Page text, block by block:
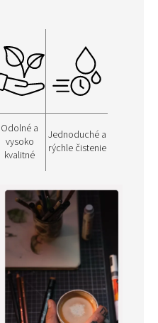
Odolné a
vysoko
kvalitné
Jednoduché a
rýchle čistenie